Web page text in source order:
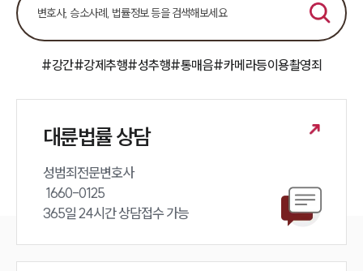
#강간#강제추행#성추행#통매음#카메라등이용촬영죄
대륜법률 상담
성범죄전문변호사
365일 24시간 상담접수 가능